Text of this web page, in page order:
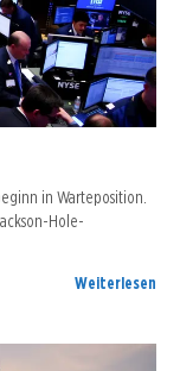
in Warteposition.
Hole-
Weiterlesen